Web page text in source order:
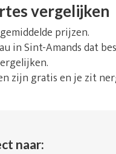
vergelijken
prijzen.
in Sint-Amands dat
zijn gratis en je zit
naar: